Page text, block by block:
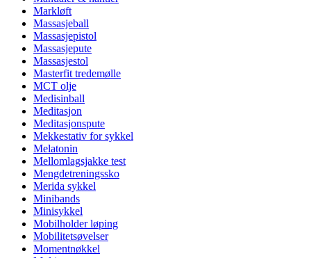
Markløft
Massasjeball
Massasjepistol
Massasjepute
Massasjestol
Masterfit tredemølle
MCT olje
Medisinball
Meditasjon
Meditasjonspute
Mekkestativ for sykkel
Melatonin
Mellomlagsjakke test
Mengdetreningssko
Merida sykkel
Minibands
Minisykkel
Mobilholder løping
Mobilitetsøvelser
Momentnøkkel